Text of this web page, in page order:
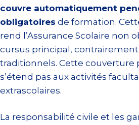
couvre automatiquement
obligatoires de formation.
rend l’Assurance Scolaire non
cursus principal, contrairement
traditionnels. Cette couverture
s’étend pas aux activités
extrascolaires.
La responsabilité civile et les